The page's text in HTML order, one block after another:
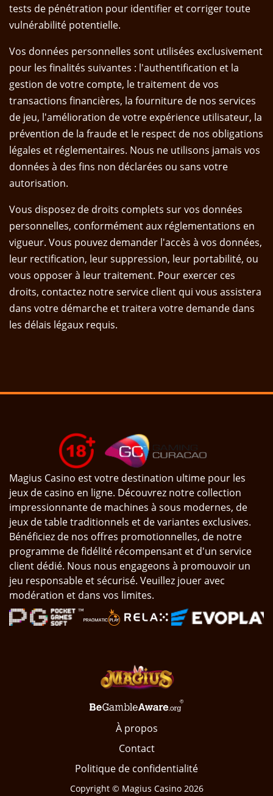
tests de pénétration pour identifier et corriger toute
vulnérabilité potentielle.
Vos données personnelles sont utilisées exclusivement
pour les finalités suivantes : l'authentification et la
gestion de votre compte, le traitement de vos
transactions financières, la fourniture de nos services
de jeu, l'amélioration de votre expérience utilisateur, la
prévention de la fraude et le respect de nos obligations
légales et réglementaires. Nous ne utilisons jamais vos
données à des fins non déclarées ou sans votre
autorisation.
Vous disposez de droits complets sur vos données
personnelles, conformément aux réglementations en
vigueur. Vous pouvez demander l'accès à vos données,
leur rectification, leur suppression, leur portabilité, ou
vous opposer à leur traitement. Pour exercer ces
droits, contactez notre service client qui vous assistera
dans votre démarche et traitera votre demande dans
les délais légaux requis.
Magius Casino est votre destination ultime pour les
jeux de casino en ligne. Découvrez notre collection
impressionnante de machines à sous modernes, de
jeux de table traditionnels et de variantes exclusives.
Bénéficiez de nos offres promotionnelles, de notre
programme de fidélité récompensant et d'un service
client dédié. Nous nous engageons à promouvoir un
jeu responsable et sécurisé. Veuillez jouer avec
modération et dans vos limites.
À propos
Contact
Politique de confidentialité
Copyright © Magius Casino 2026